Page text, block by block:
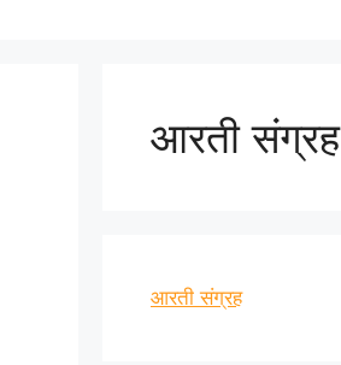
आरती संग्रह
आरती संग्रह